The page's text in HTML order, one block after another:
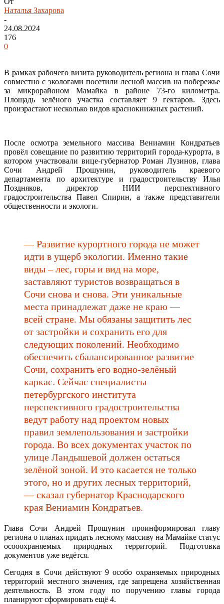
Наталья Захарова
-
24.08.2024
176
0
В рамках рабочего визита руководитель региона и глава Сочи
совместно с экологами посетили лесной массив на побережье
за микрорайоном Мамайка в районе 73-го километра.
Площадь зелёного участка составляет 9 гектаров. Здесь
произрастают несколько видов краснокнижных растений.
После осмотра земельного массива Вениамин Кондратьев
провёл совещание по развитию территорий города-курорта, в
котором участвовали вице-губернатор Роман Лузинов, глава
Сочи Андрей Прошунин, руководитель краевого
департамента по архитектуре и градостроительству Илья
Поздняков, директор НИИ перспективного
градостроительства Павел Спирин, а также представители
общественности и экологи.
— Развитие курортного города не может
идти в ущерб экологии. Именно такие
виды – лес, горы и вид на море,
заставляют туристов возвращаться в
Сочи снова и снова. Эти уникальные
места принадлежат даже не краю —
всей стране. Мы обязаны защитить лес
от застройки и сохранить его для
следующих поколений. Необходимо
обеспечить сбалансированное развитие
Сочи, сохранить его водно-зелёный
каркас. Сейчас специалисты
петербургского института
перспективного градостроительства
ведут работу над проектом новых
правил землепользования и застройки
города. Во всех документах участок по
улице Ландышевой должен остаться
зелёной зоной. И это касается не только
этого, но и других лесных территорий,
— сказал губернатор Краснодарского
края Вениамин Кондратьев.
Глава Сочи Андрей Прошунин проинформировал главу
региона о планах придать лесному массиву на Мамайке статус
осооохраняемых природных территорий. Подготовка
документов уже ведётся.
Сегодня в Сочи действуют 9 особо охраняемых природных
территорий местного значения, где запрещена хозяйственная
деятельность. В этом году по поручению главы города
планируют сформировать ещё 4.